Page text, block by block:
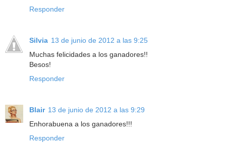
Responder
Silvia 13 de junio de 2012 a las 9:25
Muchas felicidades a los ganadores!!
Besos!
Responder
Blair 13 de junio de 2012 a las 9:29
Enhorabuena a los ganadores!!!
Responder